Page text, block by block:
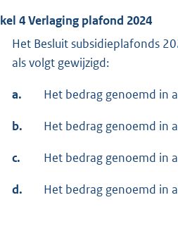
4 Verlaging plafond 2024
Het Besluit subsidieplafonds
als volgt gewijzigd:
a. Het bedrag genoemd in
b. Het bedrag genoemd in
c. Het bedrag genoemd in
d. Het bedrag genoemd in